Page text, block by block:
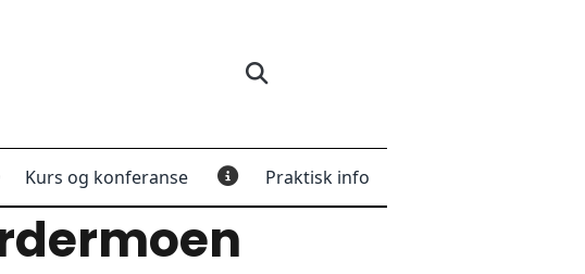
Kurs og konferanse Praktisk info